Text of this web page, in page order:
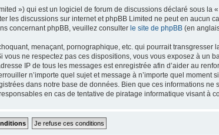
») qui est un logiciel de forum de discussions déclaré sous la «
les discussions sur internet et phpBB Limited ne peut en aucun
concernant phpBB, veuillez consulter le site de phpBB (en
menaçant, pornographique, etc. qui pourrait transgresser
ne respectez pas ces dispositions, vous vous exposez à un
IP de tous les messages est enregistrée afin d’aider au
n’importe quel sujet et message à n’importe quel moment
dans notre base de données. Bien que ces informations ne
en cas de tentative de piratage informatique visant à